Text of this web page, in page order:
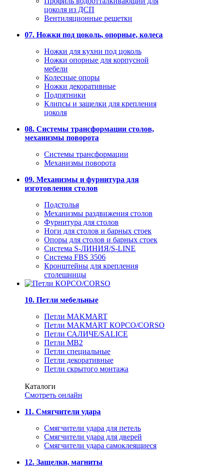
цоколя из ДСП
Вентиляционные решетки
07. Ножки под цоколь, опорные, колеса
Ножки для кухни под цоколь
Ножки опорные для корпусной
мебели
Колесные опоры
Ножки декоративные
Подпятники
Клипсы и защелки для крепления
цоколя
08. Системы трансформации столов,
механизмы поворота
Системы трансформации
Механизмы поворота
09. Механизмы и фурнитура для
изготовления столов
Подстолья
Механизмы раздвижения столов
Фурнитура для столов
Ноги для столов и барных стоек
Опоры для столов и барных стоек
Система S-ЛИНИЯ/S-LINE
Система FBS 3506
Кронштейны для крепления
столешницы
10. Петли мебельные
Петли MAKMART
Петли MAKMART КОРСО/CORSO
Петли САЛИЧЕ/SALICE
Петли MB2
Петли специальные
Петли декоративные
Петли скрытого монтажа
Каталоги
Смотреть онлайн
11. Смягчители удара
Смягчители удара для петель
Смягчители удара для дверей
Cмягчители удара самоклеящиеся
12. Защелки, магниты